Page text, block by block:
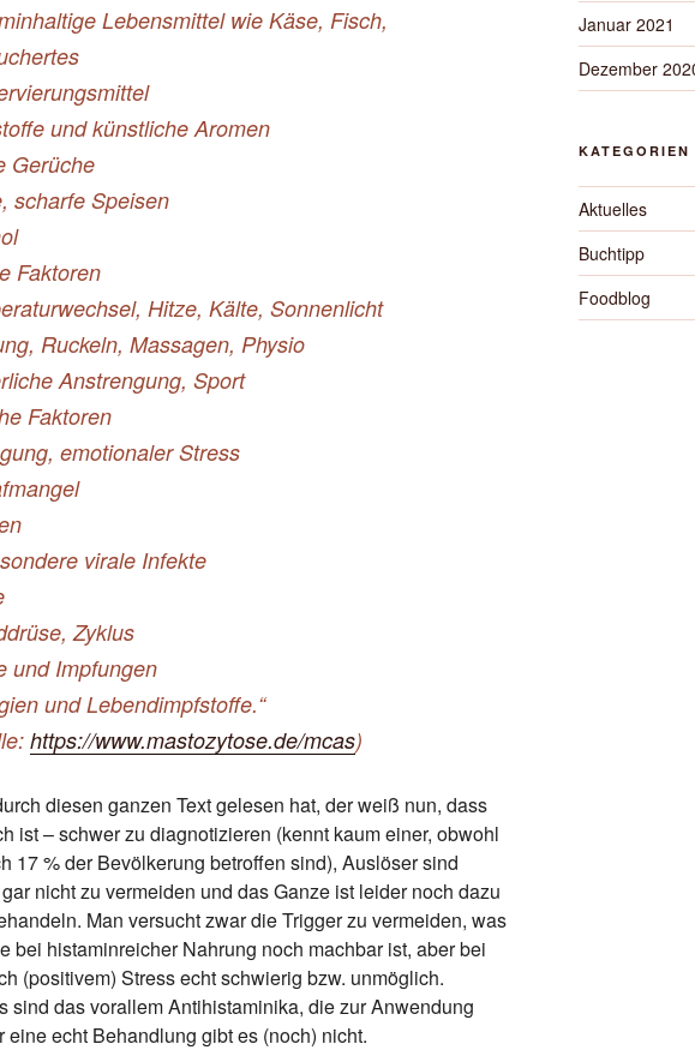
Lebensmittel wie Käse, Fisch,
und künstliche Aromen
Gerüche
scharfe Speisen
Faktoren
Hitze, Kälte, Sonnenlicht
Ruckeln, Massagen, Physio
Anstrengung, Sport
Faktoren
emotionaler Stress
virale Infekte
Zyklus
und Impfungen
und Lebendimpfstoffe.“
https://www.mastozytose.de/mcas)
diesen ganzen Text gelesen hat, der weiß nun, dass
ist – schwer zu diagnotizieren (kennt kaum einer, obwohl
17 % der Bevölkerung betroffen sind), Auslöser sind
nicht zu vermeiden und das Ganze ist leider noch dazu
Man versucht zwar die Trigger zu vermeiden, was
bei histaminreicher Nahrung noch machbar ist, aber bei
(positivem) Stress echt schwierig bzw. unmöglich.
sind das vorallem Antihistaminika, die zur Anwendung
eine echt Behandlung gibt es (noch) nicht.
Januar 2021
Dezember
KATEGORIEN
Aktuelles
Buchtipp
Foodblog